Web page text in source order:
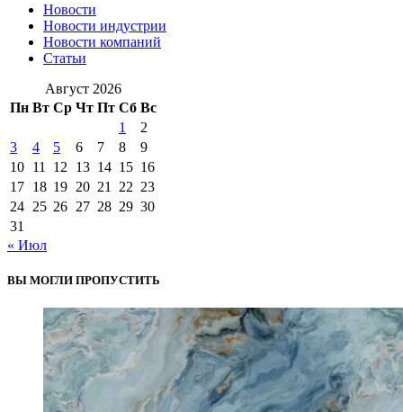
Новости
Новости индустрии
Новости компаний
Статьи
Август 2026
Пн Вт Ср Чт Пт Сб Вс
1
2
3
4 5 6 7 8
9
10 11 12 13 14 15 16
17 18 19 20 21 22 23
24 25 26 27 28 29 30
31
« Июл
ВЫ МОГЛИ ПРОПУСТИТЬ